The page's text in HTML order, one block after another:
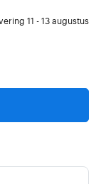
11 - 13 augustus